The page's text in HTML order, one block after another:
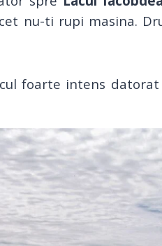
nu-ti rupi masina.
foarte intens